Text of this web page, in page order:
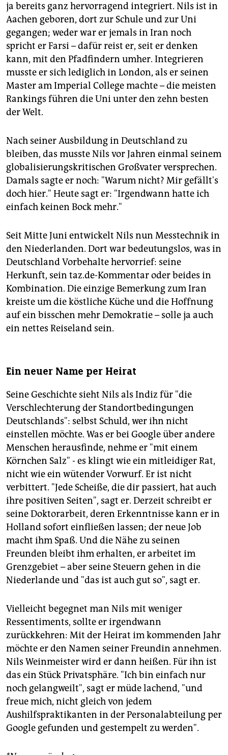
ja bereits ganz hervorragend integriert. Nils ist in
Aachen geboren, dort zur Schule und zur Uni
gegangen; weder war er jemals in Iran noch
spricht er Farsi – dafür reist er, seit er denken
kann, mit den Pfadfindern umher. Integrieren
musste er sich lediglich in London, als er seinen
Master am Imperial College machte – die meisten
Rankings führen die Uni unter den zehn besten
der Welt.
Nach seiner Ausbildung in Deutschland zu
bleiben, das musste Nils vor Jahren einmal seinem
globalisierungskritischen Großvater versprechen.
Damals sagte er noch: "Warum nicht? Mir gefällt's
doch hier." Heute sagt er: "Irgendwann hatte ich
einfach keinen Bock mehr."
Seit Mitte Juni entwickelt Nils nun Messtechnik in
den Niederlanden. Dort war bedeutungslos, was in
Deutschland Vorbehalte hervorrief: seine
Herkunft, sein taz.de-Kommentar oder beides in
Kombination. Die einzige Bemerkung zum Iran
kreiste um die köstliche Küche und die Hoffnung
auf ein bisschen mehr Demokratie – solle ja auch
ein nettes Reiseland sein.
Ein neuer Name per Heirat
Seine Geschichte sieht Nils als Indiz für "die
Verschlechterung der Standortbedingungen
Deutschlands": selbst Schuld, wer ihn nicht
einstellen möchte. Was er bei Google über andere
Menschen herausfinde, nehme er "mit einem
Körnchen Salz" - es klingt wie ein mitleidiger Rat,
nicht wie ein wütender Vorwurf. Er ist nicht
verbittert. "Jede Scheiße, die dir passiert, hat auch
ihre positiven Seiten", sagt er. Derzeit schreibt er
seine Doktorarbeit, deren Erkenntnisse kann er in
Holland sofort einfließen lassen; der neue Job
macht ihm Spaß. Und die Nähe zu seinen
Freunden bleibt ihm erhalten, er arbeitet im
Grenzgebiet – aber seine Steuern gehen in die
Niederlande und "das ist auch gut so", sagt er.
Vielleicht begegnet man Nils mit weniger
Ressentiments, sollte er irgendwann
zurückkehren: Mit der Heirat im kommenden Jahr
möchte er den Namen seiner Freundin annehmen.
Nils Weinmeister wird er dann heißen. Für ihn ist
das ein Stück Privatsphäre. "Ich bin einfach nur
noch gelangweilt", sagt er müde lachend, "und
freue mich, nicht gleich von jedem
Aushilfspraktikanten in der Personalabteilung per
Google gefunden und gestempelt zu werden".